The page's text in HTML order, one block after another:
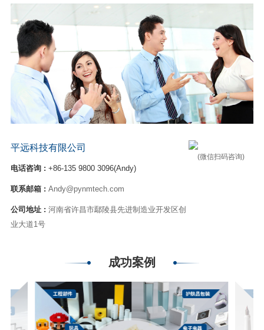
平远科技有限公司
电话咨询 : +86-135 9800 3096(Andy)
联系邮箱 : Andy@pynmtech.com
公司地址 : 河南省许昌市鄢陵县先进制造业开发区创
业大道1号
(微信扫码咨询)
成功案例